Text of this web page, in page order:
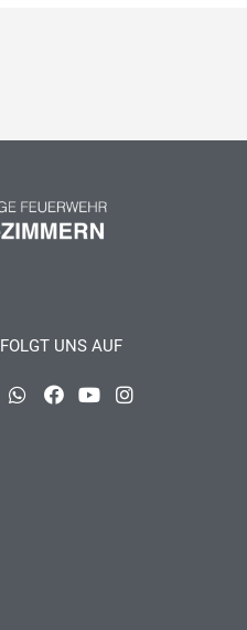
FOLGT UNS AUF